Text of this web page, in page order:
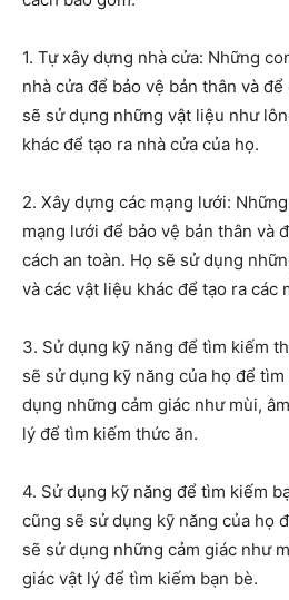
1. Tự xây dựng nhà cửa: Những
nhà cửa để bảo vệ bản thân và
sẽ sử dụng những vật liệu như
khác để tạo ra nhà cửa của họ.
2. Xây dựng các mạng lưới:
mạng lưới để bảo vệ bản thân và
cách an toàn. Họ sẽ sử dụng
và các vật liệu khác để tạo ra các
3. Sử dụng kỹ năng để tìm kiếm
sẽ sử dụng kỹ năng của họ để
dụng những cảm giác như mùi,
lý để tìm kiếm thức ăn.
4. Sử dụng kỹ năng để tìm kiếm
cũng sẽ sử dụng kỹ năng của họ
sẽ sử dụng những cảm giác như
giác vật lý để tìm kiếm bạn bè.